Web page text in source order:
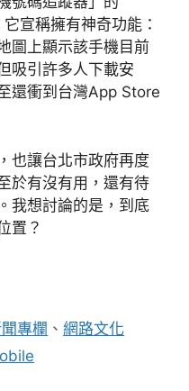
宣稱擁有神奇功能：
圖上顯示該手機目前
吸引許多人下載安
還衝到台灣App Store
也讓台北市政府再度
於有沒有用，還有待
我想討論的是，到底
置？
專欄 、網路文化